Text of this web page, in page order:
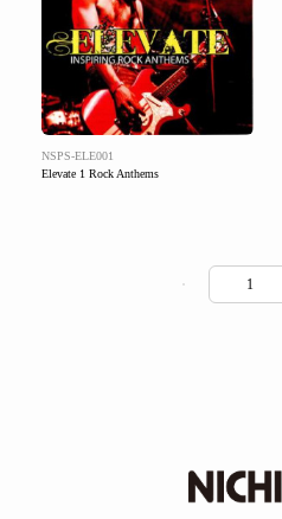
NSPS-ELE001
Elevate 1 Rock Anthems